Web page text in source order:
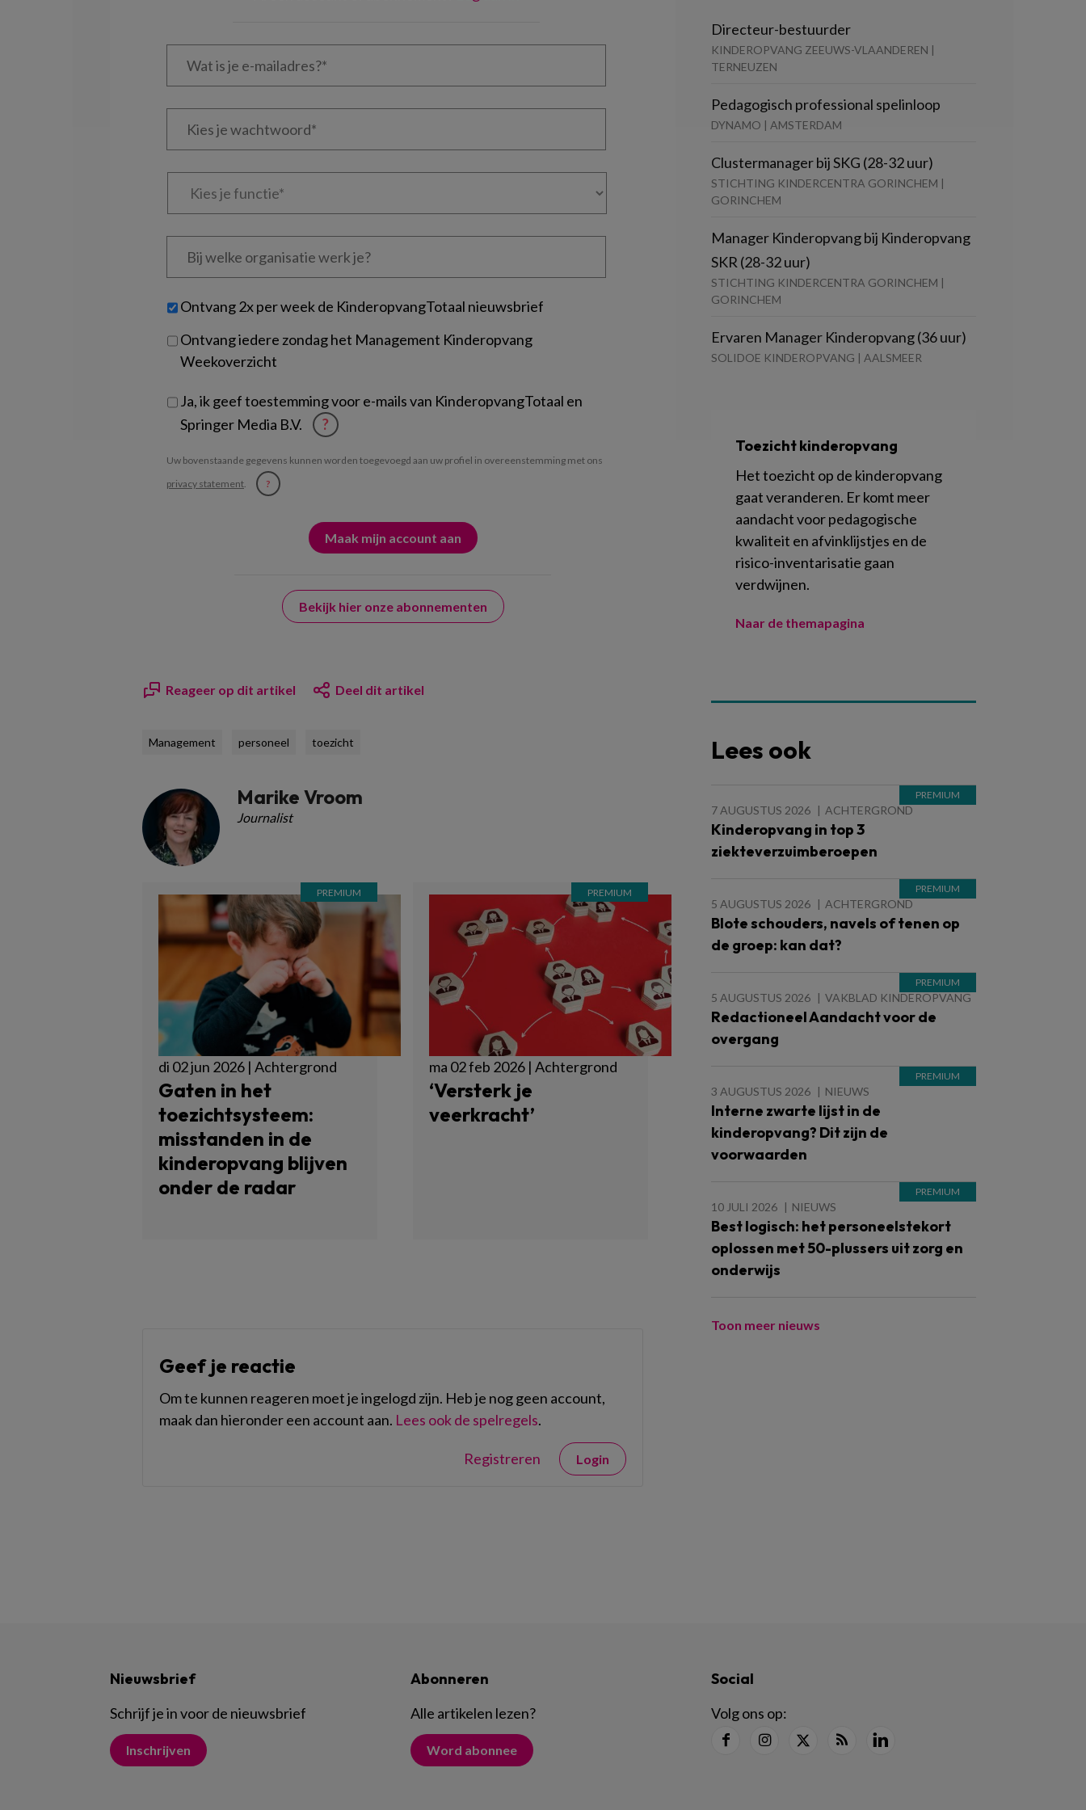
Wat
Kies
Kies
Bij
welke
je?
Untitled
Ontvang 2x per week de KinderopvangTotaal nieuwsbrief
Ontvang iedere zondag het Management Kinderopvang
Weekoverzicht
Ja, ik geef toestemming voor e-mails van KinderopvangTotaal en
Springer Media B.V.
?
Uw bovenstaande gegevens kunnen worden toegevoegd aan uw profiel in overeenstemming met ons
privacy statement. ?
Bekijk hier onze abonnementen
Reageer op dit artikel Deel dit artikel
Management personeel toezicht
Marike Vroom
Journalist
di 02 jun 2026 | Achtergrond
Gaten in het
toezichtsysteem:
misstanden in de
kinderopvang blijven
onder de radar
ma 02 feb 2026 | Achtergrond
‘Versterk je
veerkracht’
Geef je reactie
Om te kunnen reageren moet je ingelogd zijn. Heb je nog geen account,
maak dan hieronder een account aan. Lees ook de spelregels.
Registreren Login
Directeur-bestuurder
KINDEROPVANG ZEEUWS-VLAANDEREN |
TERNEUZEN
Pedagogisch professional spelinloop
DYNAMO | AMSTERDAM
Clustermanager bij SKG (28-32 uur)
STICHTING KINDERCENTRA GORINCHEM |
GORINCHEM
Manager Kinderopvang bij Kinderopvang
SKR (28-32 uur)
STICHTING KINDERCENTRA GORINCHEM |
GORINCHEM
Ervaren Manager Kinderopvang (36 uur)
SOLIDOE KINDEROPVANG | AALSMEER
Toezicht kinderopvang
Het toezicht op de kinderopvang
gaat veranderen. Er komt meer
aandacht voor pedagogische
kwaliteit en afvinklijstjes en de
risico-inventarisatie gaan
verdwijnen.
Naar de themapagina
Lees ook
7 AUGUSTUS 2026 ACHTERGROND
Kinderopvang in top 3
ziekteverzuimberoepen
5 AUGUSTUS 2026 ACHTERGROND
Blote schouders, navels of tenen op
de groep: kan dat?
5 AUGUSTUS 2026 VAKBLAD KINDEROPVANG
Redactioneel Aandacht voor de
overgang
3 AUGUSTUS 2026 NIEUWS
Interne zwarte lijst in de
kinderopvang? Dit zijn de
voorwaarden
10 JULI 2026 NIEUWS
Best logisch: het personeelstekort
oplossen met 50-plussers uit zorg en
onderwijs
Toon meer nieuws
Nieuwsbrief
Schrijf je in voor de nieuwsbrief
Inschrijven
Abonneren
Alle artikelen lezen?
Word abonnee
Social
Volg ons op: